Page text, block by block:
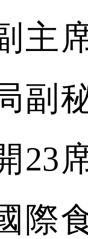
主
副
23
際